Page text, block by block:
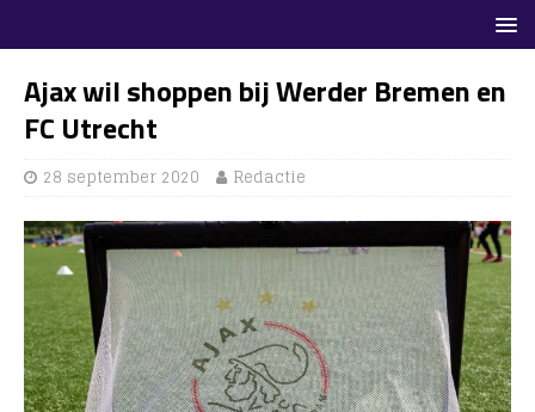
Ajax wil shoppen bij Werder Bremen en
FC Utrecht
28 september 2020 Redactie